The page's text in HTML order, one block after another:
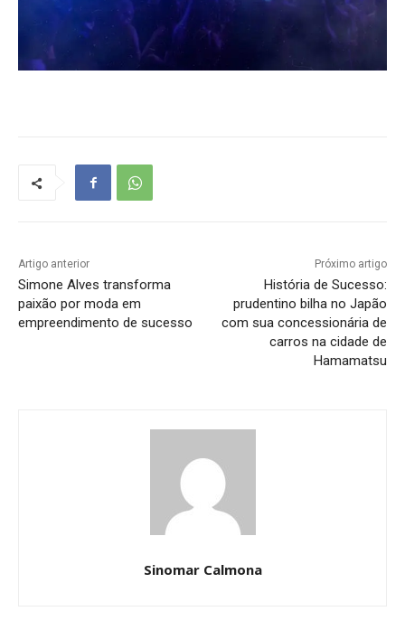
Artigo anterior
Simone Alves transforma
paixão por moda em
empreendimento de sucesso
Próximo artigo
História de Sucesso:
prudentino bilha no Japão
com sua concessionária de
carros na cidade de
Hamamatsu
Sinomar Calmona